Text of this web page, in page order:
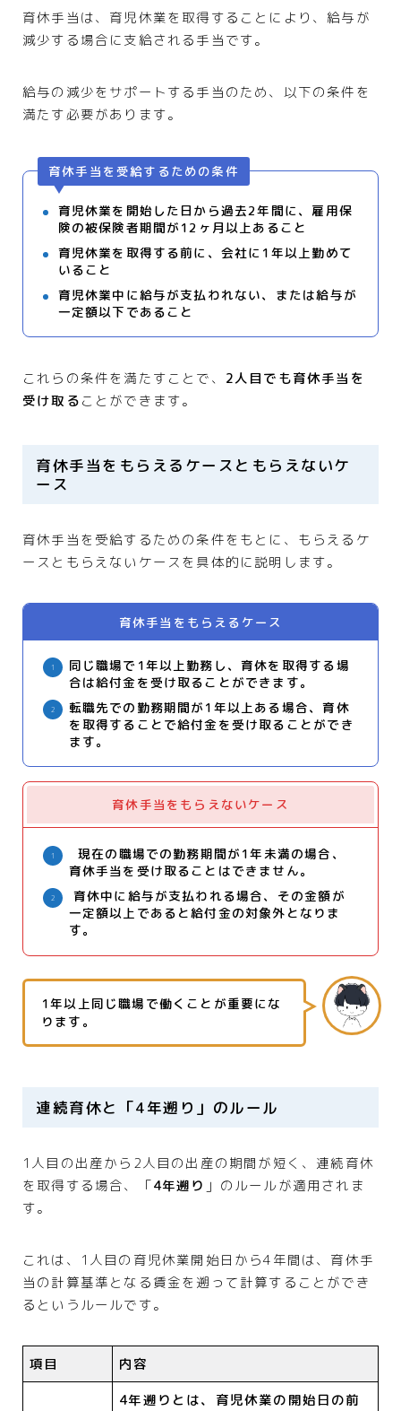
育休手当は、育児休業を取得することにより、給与が
減少する場合に支給される手当です。
給与の減少をサポートする手当のため、以下の条件を
満たす必要があります。
育休手当を受給するための条件
育児休業を開始した日から過去2年間に、雇用保
険の被保険者期間が12ヶ月以上あること
育児休業を取得する前に、会社に1年以上勤めて
いること
育児休業中に給与が支払われない、または給与が
一定額以下であること
これらの条件を満たすことで、 2人目でも育休手当を
受け取ることができます。
育休手当をもらえるケースともらえないケ
ース
育休手当を受給するための条件をもとに、もらえるケ
ースともらえないケースを具体的に説明します。
育休手当をもらえるケース
同じ職場で1年以上勤務し、育休を取得する場
合は給付金を受け取ることができます。
転職先での勤務期間が1年以上ある場合、育休
を取得することで給付金を受け取ることができ
ます。
育休手当をもらえないケース
現在の職場での勤務期間が1年未満の場合、
育休手当を受け取ることはできません。
育休中に給与が支払われる場合、その金額が
一定額以上であると給付金の対象外となりま
す。
1年以上同じ職場で働くことが重要にな
ります。
連続育休と「4年遡り」のルール
1人目の出産から2人目の出産の期間が短く、連続育休
を取得する場合、「4年遡り 」のルールが適用されま
す。
これは、1人目の育児休業開始日から4年間は、育休手
当の計算基準となる賃金を遡って計算することができ
るというルールです。
項目 内容
4年遡りとは、育児休業の開始日の前